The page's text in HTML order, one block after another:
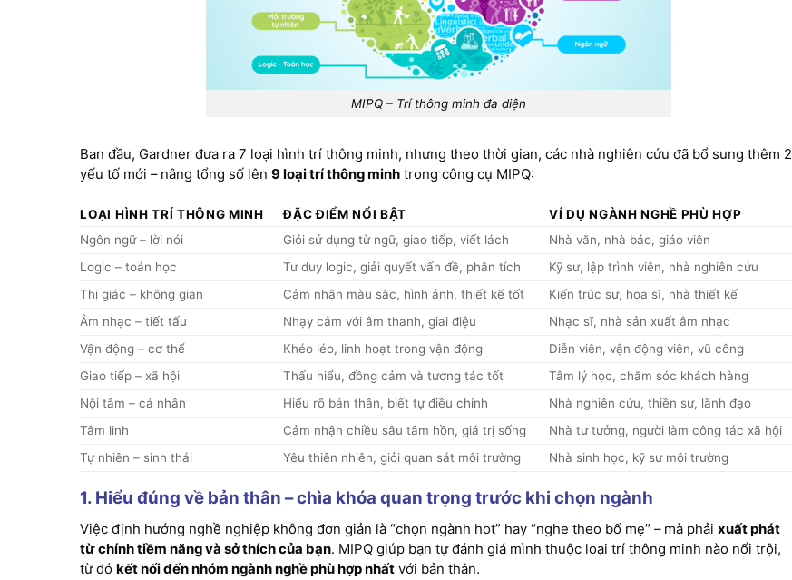
MIPQ – Trí thông minh đa diện
Ban đầu, Gardner đưa ra 7 loại hình trí thông minh, nhưng theo thời gian, các nhà nghiên cứu đã bổ sung thêm 2
yếu tố mới – nâng tổng số lên9 loại trí thông minh trong công cụ MIPQ:
LOẠI HÌNH TRÍ THÔNG MINH ĐẶC ĐIỂM NỔI BẬT
VÍ DỤ NGÀNH NGHỀ PHÙ HỢP
Ngôn ngữ – lời nói
Giỏi sử dụng từ ngữ, giao tiếp, viết lách
Nhà văn, nhà báo, giáo viên
Logic – toán học
Tư duy logic, giải quyết vấn đề, phân tích
Kỹ sư, lập trình viên, nhà nghiên cứu
Thị giác – không gian
Cảm nhận màu sắc, hình ảnh, thiết kế tốt
Kiến trúc sư, họa sĩ, nhà thiết kế
Âm nhạc – tiết tấu
Nhạy cảm với âm thanh, giai điệu
Nhạc sĩ, nhà sản xuất âm nhạc
Vận động – cơ thể
Khéo léo, linh hoạt trong vận động
Diễn viên, vận động viên, vũ công
Giao tiếp – xã hội
Thấu hiểu, đồng cảm và tương tác tốt
Tâm lý học, chăm sóc khách hàng
Nội tâm – cá nhân
Hiểu rõ bản thân, biết tự điều chỉnh
Nhà nghiên cứu, thiền sư, lãnh đạo
Tâm linh
Cảm nhận chiều sâu tâm hồn, giá trị sống
Nhà tư tưởng, người làm công tác xã hội
Tự nhiên – sinh thái
Yêu thiên nhiên, giỏi quan sát môi trường Nhà sinh học, kỹ sư môi trường
1. Hiểu đúng về bản thân – chìa khóa quan trọng trước khi chọn ngành
Việc định hướng nghề nghiệp không đơn giản là “chọn ngành hot” hay “nghe theo bố mẹ” – mà phảixuất phát
từ chính tiềm năng và sở thích của bạn. MIPQ giúp bạn tự đánh giá mình thuộc loại trí thông minh nào nổi trội,
từ đókết nối đến nhóm ngành nghề phù hợp nhất với bản thân.